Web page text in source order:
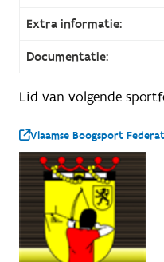
Extra informatie:
Documentatie:
Lid van volgende
Vlaamse Boogsport